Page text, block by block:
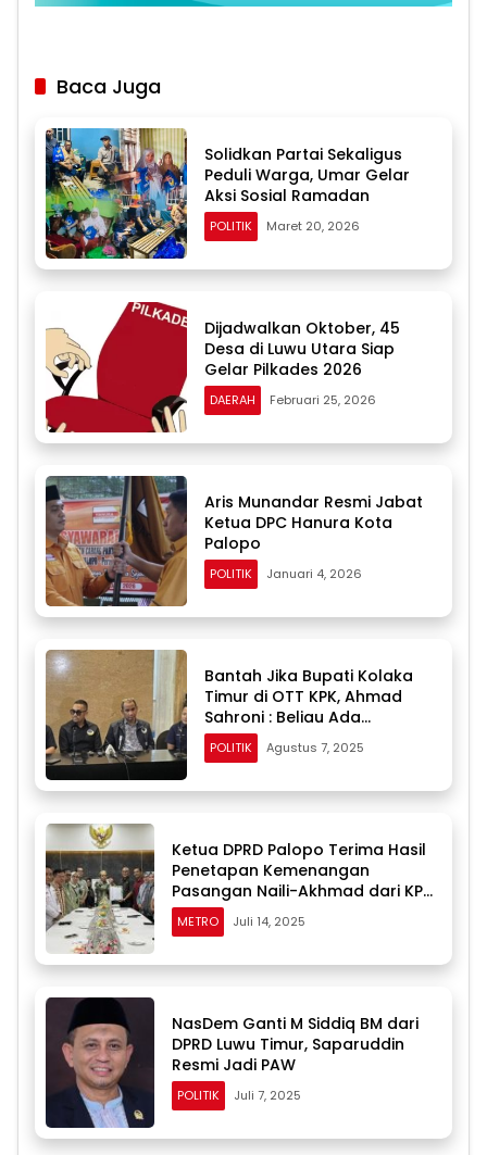
Baca Juga
Solidkan Partai Sekaligus
Peduli Warga, Umar Gelar
Aksi Sosial Ramadan
POLITIK Maret 20, 2026
Dijadwalkan Oktober, 45
Desa di Luwu Utara Siap
Gelar Pilkades 2026
DAERAH Februari 25, 2026
Aris Munandar Resmi Jabat
Ketua DPC Hanura Kota
Palopo
POLITIK Januari 4, 2026
Bantah Jika Bupati Kolaka
Timur di OTT KPK, Ahmad
Sahroni : Beliau Ada
Disamping Saya di Makassar
POLITIK Agustus 7, 2025
Ketua DPRD Palopo Terima Hasil
Penetapan Kemenangan
Pasangan Naili-Akhmad dari KPU
Sulsel
METRO Juli 14, 2025
NasDem Ganti M Siddiq BM dari
DPRD Luwu Timur, Saparuddin
Resmi Jadi PAW
POLITIK Juli 7, 2025